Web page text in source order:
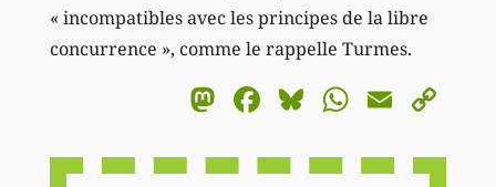
« incompatibles avec les principes de la libre
concurrence », comme le rappelle Turmes.
Mastodon
Facebook
BlueskyEmail